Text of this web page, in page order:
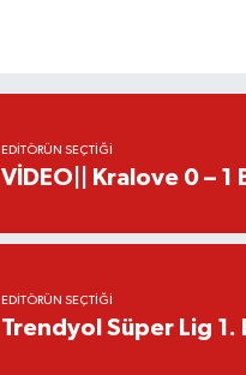
EDITÖRÜN SEÇTIĞI
VİDEO|| Kralove 0 –
EDITÖRÜN SEÇTIĞI
Trendyol Süper Lig 1.